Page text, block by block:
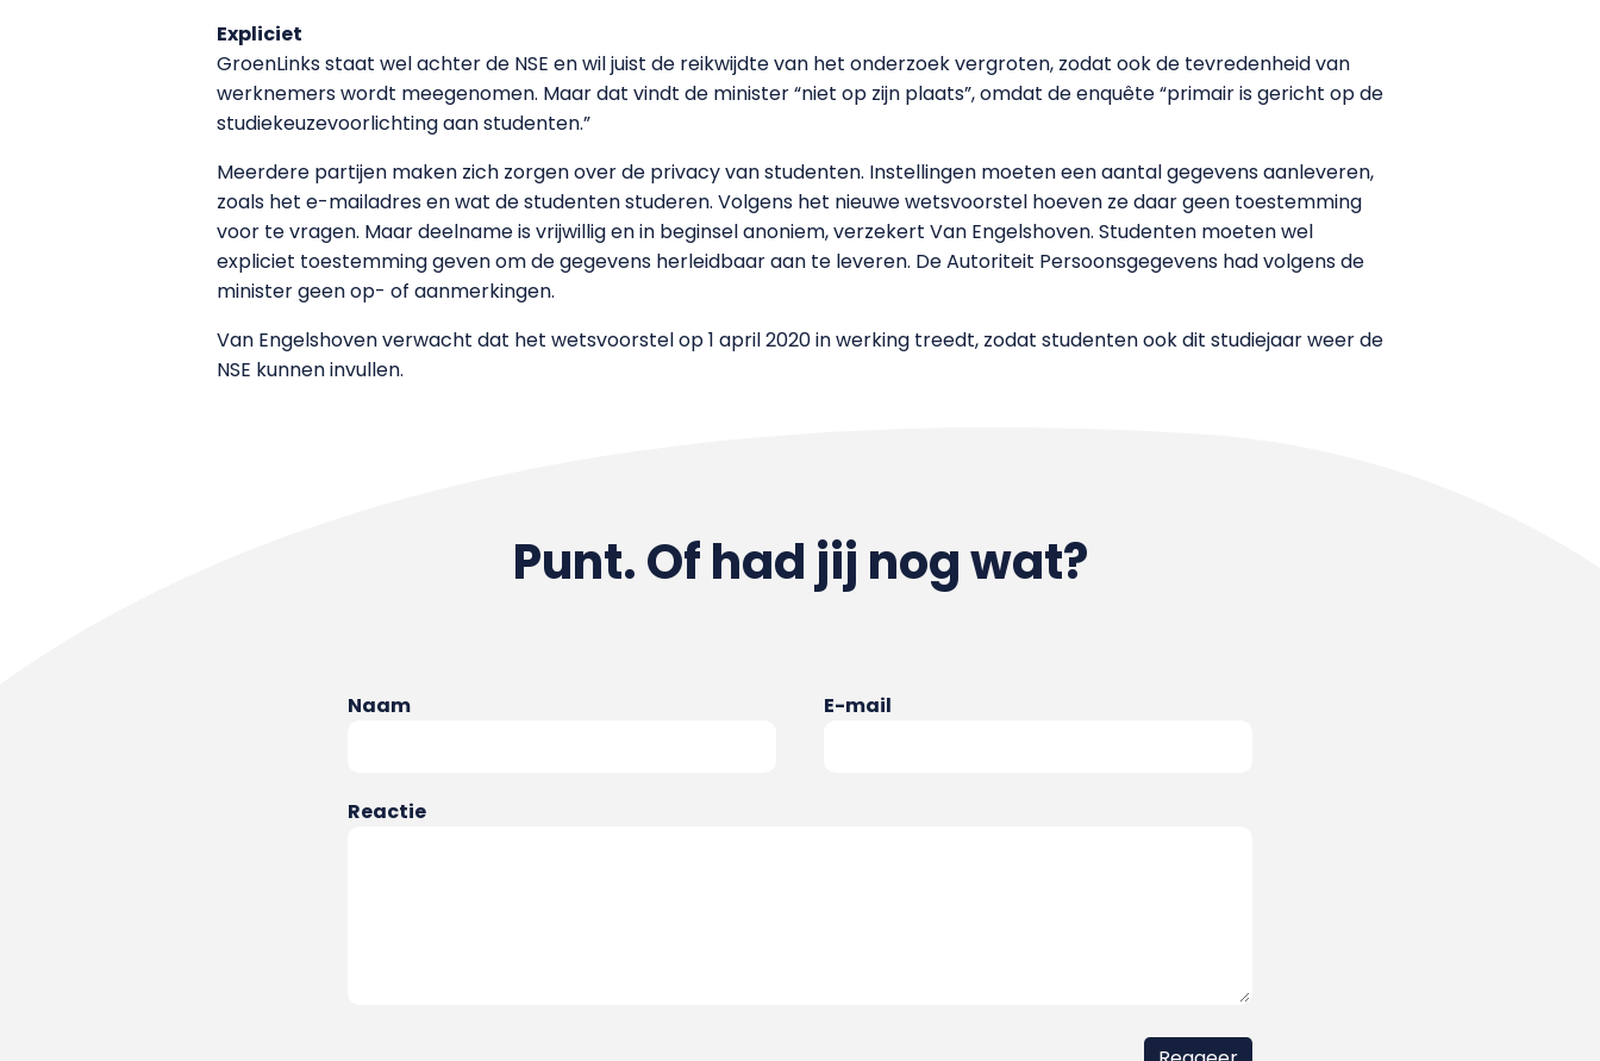
Expliciet
GroenLinks staat wel achter de NSE en wil juist de reikwijdte van het onderzoek vergroten, zodat ook de tevredenheid van
werknemers wordt meegenomen. Maar dat vindt de minister “niet op zijn plaats”, omdat de enquête “primair is gericht op de
studiekeuzevoorlichting aan studenten.”
Meerdere partijen maken zich zorgen over de privacy van studenten. Instellingen moeten een aantal gegevens aanleveren,
zoals het e-mailadres en wat de studenten studeren. Volgens het nieuwe wetsvoorstel hoeven ze daar geen toestemming
voor te vragen. Maar deelname is vrijwillig en in beginsel anoniem, verzekert Van Engelshoven. Studenten moeten wel
expliciet toestemming geven om de gegevens herleidbaar aan te leveren. De Autoriteit Persoonsgegevens had volgens de
minister geen op- of aanmerkingen.
Van Engelshoven verwacht dat het wetsvoorstel op 1 april 2020 in werking treedt, zodat studenten ook dit studiejaar weer de
NSE kunnen invullen.
Punt. Of had jij nog wat?
Naam E-mail
Reactie